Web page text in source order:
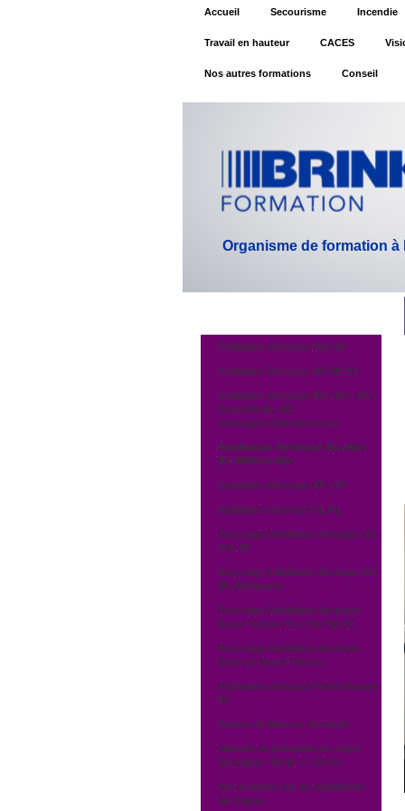
Accueil Secourisme Incendie
Travail en hauteur CACES
Nos autres formations Conseil
Organisme de formation
Habilitation electrique H0v-B0
Habilitation électrique BS-BE-HE
Habilitation electrique B1v-B2v- B2v
Essai-BR-BC-BE
mesurage/vérification/essai
Habilitation électrique B1v-B2v-
BC-BR/H1v-H2v
Habilitation électrique BF / HF
Habilitation électrique VL ML
Recyclage Habilitation électrique H0
H0v B0
Recyclage Habilitation électrique BS-
BE Manoeuvre
Recyclage Habilitation électrique
Basse Tension B1v B2v BR BC
Recyclage Habilitation électrique
Basse et Haute Tension
Habilitation électrique Photovoltaïque
BP
Notions de Base en électricité
Manuels de prévention du risque
électrique + Kit NF C 18-510
Vos questions sur les habilitations
électriques